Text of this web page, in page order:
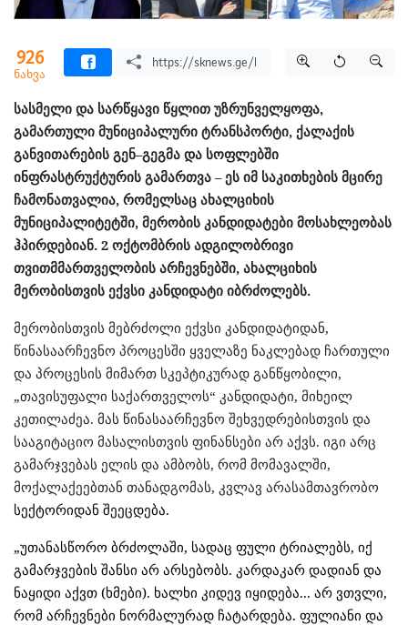
926
ნახვა
სასმელი და სარწყავი წყლით უზრუნველყოფა,
გამართული მუნიციპალური ტრანსპორტი, ქალაქის
განვითარების გენ–გეგმა და სოფლებში
ინფრასტრუქტურის გამართვა – ეს იმ საკითხების მცირე
ჩამონათვალია, რომელსაც ახალციხის
მუნიციპალიტეტში, მერობის კანდიდატები მოსახლეობას
ჰპირდებიან. 2 ოქტომბრის ადგილობრივი
თვითმმართველობის არჩევნებში, ახალციხის
მერობისთვის ექვსი კანდიდატი იბრძოლებს.
მერობისთვის მებრძოლი ექვსი კანდიდატიდან,
წინასაარჩევნო პროცესში ყველაზე ნაკლებად ჩართული
და პროცესის მიმართ სკეპტიკურად განწყობილი,
„თავისუფალი საქართველოს“ კანდიდატი, მიხეილ
კეთილაძეა. მას წინასაარჩევნო შეხვედრებისთვის და
სააგიტაციო მასალისთვის ფინანსები არ აქვს. იგი არც
გამარჯვებას ელის და ამბობს, რომ მომავალში,
მოქალაქეებთან თანადგომას, კვლავ არასამთავრობო
სექტორიდან შეეცდება.
„უთანასწორო ბრძოლაში, სადაც ფული ტრიალებს, იქ
გამარჯვების შანსი არ არსებობს. კარდაკარ დადიან და
ნაყიდი აქვთ (ხმები). ხალხი კიდევ იყიდება... არ ვთვლი,
რომ არჩევნები ნორმალურად ჩატარდება. ფულიანი და